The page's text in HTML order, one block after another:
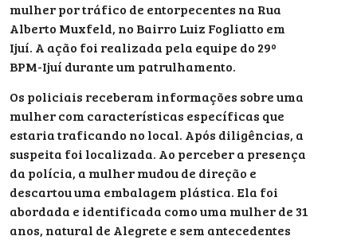
mulher por tráfico de entorpecentes na Rua
Alberto Muxfeld, no Bairro Luiz Fogliatto em
Ijuí. A ação foi realizada pela equipe do 29º
BPM-Ijuí durante um patrulhamento.
Os policiais receberam informações sobre uma
mulher com características específicas que
estaria traficando no local. Após diligências, a
suspeita foi localizada. Ao perceber a presença
da polícia, a mulher mudou de direção e
descartou uma embalagem plástica. Ela foi
abordada e identificada como uma mulher de 31
anos, natural de Alegrete e sem antecedentes